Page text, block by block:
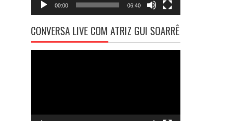
00:00 06:40
CONVERSA LIVE COM ATRIZ GUI SOARRÊ